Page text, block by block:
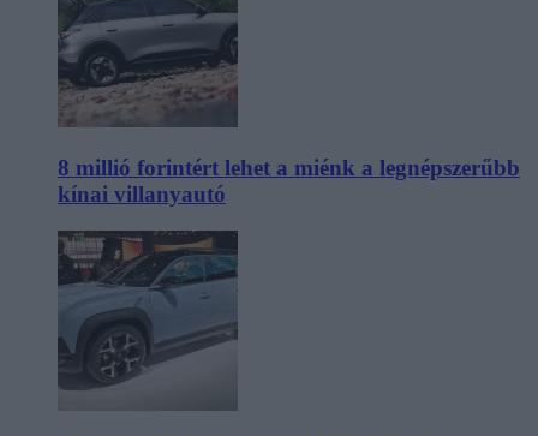
8 millió forintért lehet a miénk a legnépszerűbb
kínai villanyautó